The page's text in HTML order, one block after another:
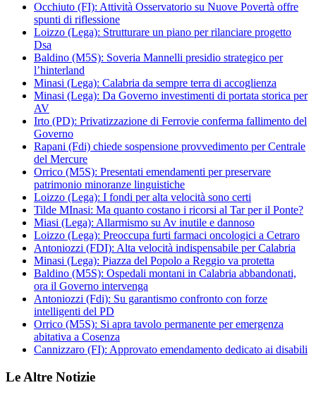
Occhiuto (FI): Attività Osservatorio su Nuove Povertà offre
spunti di riflessione
Loizzo (Lega): Strutturare un piano per rilanciare progetto
Dsa
Baldino (M5S): Soveria Mannelli presidio strategico per
l’hinterland
Minasi (Lega): Calabria da sempre terra di accoglienza
Minasi (Lega): Da Governo investimenti di portata storica per
AV
Irto (PD): Privatizzazione di Ferrovie conferma fallimento del
Governo
Rapani (Fdi) chiede sospensione provvedimento per Centrale
del Mercure
Orrico (M5S): Presentati emendamenti per preservare
patrimonio minoranze linguistiche
Loizzo (Lega): I fondi per alta velocità sono certi
Tilde MInasi: Ma quanto costano i ricorsi al Tar per il Ponte?
Miasi (Lega): Allarmismo su Av inutile e dannoso
Loizzo (Lega): Preoccupa furti farmaci oncologici a Cetraro
Antoniozzi (FDI): Alta velocità indispensabile per Calabria
Minasi (Lega): Piazza del Popolo a Reggio va protetta
Baldino (M5S): Ospedali montani in Calabria abbandonati,
ora il Governo intervenga
Antoniozzi (Fdi): Su garantismo confronto con forze
intelligenti del PD
Orrico (M5S): Si apra tavolo permanente per emergenza
abitativa a Cosenza
Cannizzaro (FI): Approvato emendamento dedicato ai disabili
Le Altre Notizie